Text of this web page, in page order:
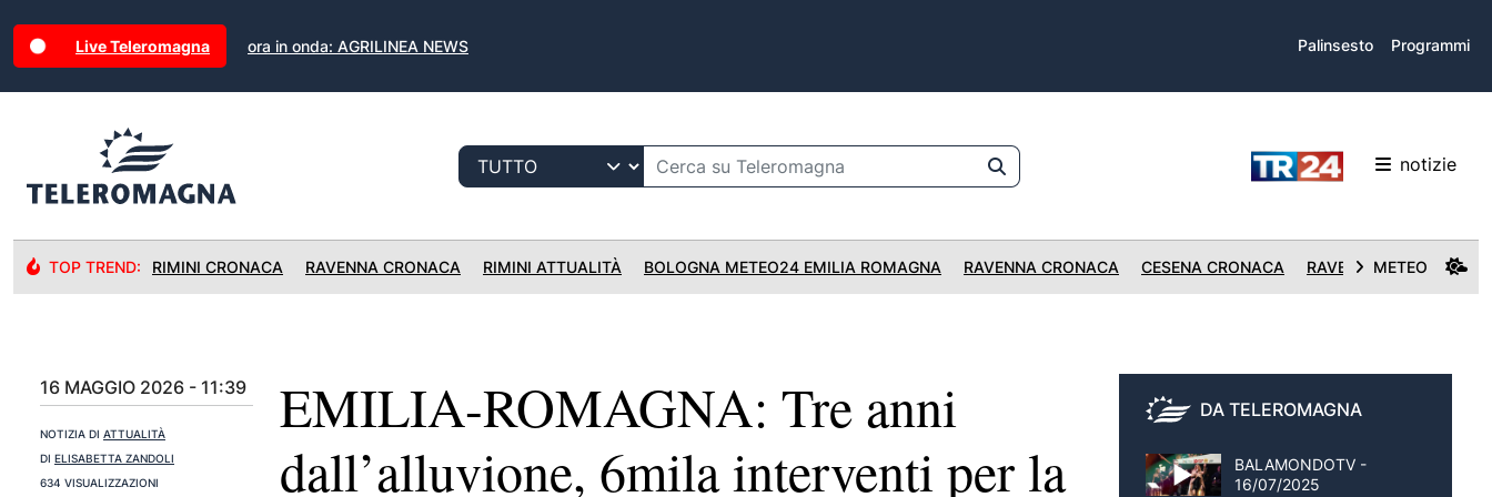
Live Teleromagna ora in onda: AGRILINEA NEWS Palinsesto Programmi
notizie
TOP TREND: RIMINI CRONACA RAVENNA CRONACA RIMINI ATTUALITÀ BOLOGNA METEO24 EMILIA ROMAGNA RAVENNA CRONACA CESENA CRONACA RAVENNA CRONACA
METEO
16 MAGGIO 2026 - 11:39
NOTIZIA DI ATTUALITÀ
DI ELISABETTA ZANDOLI
634 VISUALIZZAZIONI
EMILIA-ROMAGNA: Tre anni
dall’alluvione, 6mila interventi per la
DA TELEROMAGNA
BALAMONDOTV -
16/07/2025